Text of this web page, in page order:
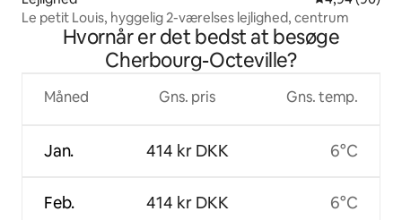
Le petit Louis, hyggelig 2-værelses lejlighed, centrum
Hvornår er det bedst at besøge
Cherbourg-Octeville?
Måned
Jan.
Feb.
Gns. pris
414 kr DKK
414 kr DKK
Gns. temp.
6°C
6°C